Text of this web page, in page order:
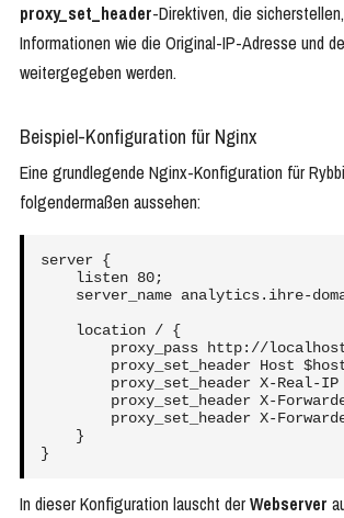
proxy_set_header-Direktiven, die
Informationen wie die Original-IP-Adresse und
weitergegeben werden.
Beispiel-Konfiguration für Nginx
Eine grundlegende Nginx-Konfiguration für
folgendermaßen aussehen:
server {
    listen 80;
server_name analytics.ihre-
    location / {
proxy_pass http://
proxy_set_header Host
proxy_set_header X-Real-IP
proxy_set_header X-
proxy_set_header X-
    }
In dieser Konfiguration lauscht derWebserver